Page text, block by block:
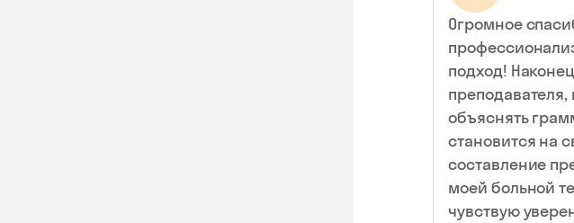
Огромное
подход!
объяснять
становится на
составление
моей больной
чувствую